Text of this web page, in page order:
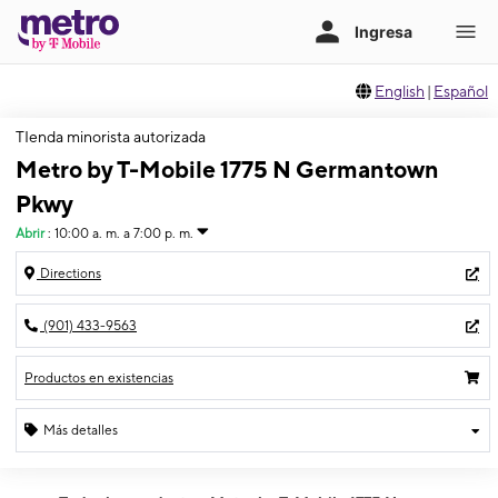
English | Español
TIenda minorista autorizada
Metro by T-Mobile 1775 N Germantown
Pkwy
Abrir : 10:00 a. m. a 7:00 p. m.
Directions
(901) 433-9563
Productos en existencias
Más detalles